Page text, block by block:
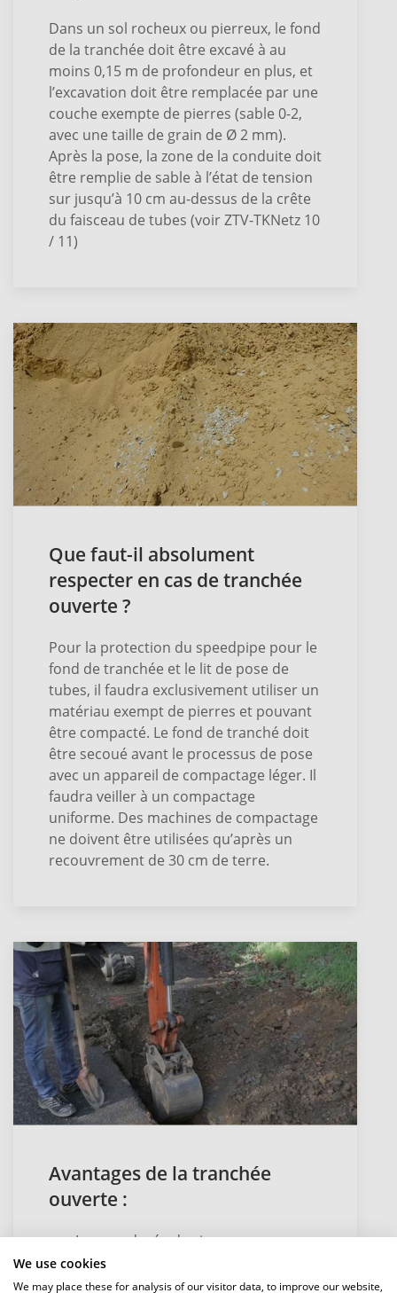
We use cookies
We may place these for analysis of our visitor data, to improve our website,
Dans un sol rocheux ou pierreux, le fond
de la tranchée doit être excavé à au
moins 0,15 m de profondeur en plus, et
l’excavation doit être remplacée par une
couche exempte de pierres (sable 0-2,
avec une taille de grain de Ø 2 mm).
Après la pose, la zone de la conduite doit
être remplie de sable à l’état de tension
sur jusqu’à 10 cm au-dessus de la crête
du faisceau de tubes (voir ZTV-TKNetz 10
/ 11)
Que faut-il absolument
respecter en cas de tranchée
ouverte ?
Pour la protection du speedpipe pour le
fond de tranchée et le lit de pose de
tubes, il faudra exclusivement utiliser un
matériau exempt de pierres et pouvant
être compacté. Le fond de tranché doit
être secoué avant le processus de pose
avec un appareil de compactage léger. Il
faudra veiller à un compactage
uniforme. Des machines de compactage
ne doivent être utilisées qu’après un
recouvrement de 30 cm de terre.
Avantages de la tranchée
ouverte :
Longue durée de vie
En règle générale, aucune restriction
concernant le diamètre nominal, le